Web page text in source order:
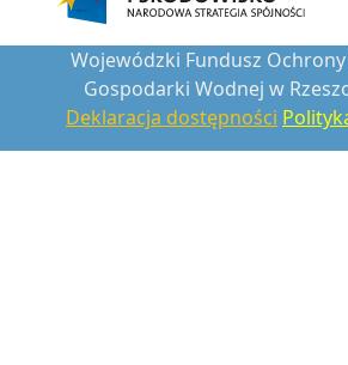
Wojewódzki Fundusz
Gospodarki Wodnej w
Deklaracja dostępności